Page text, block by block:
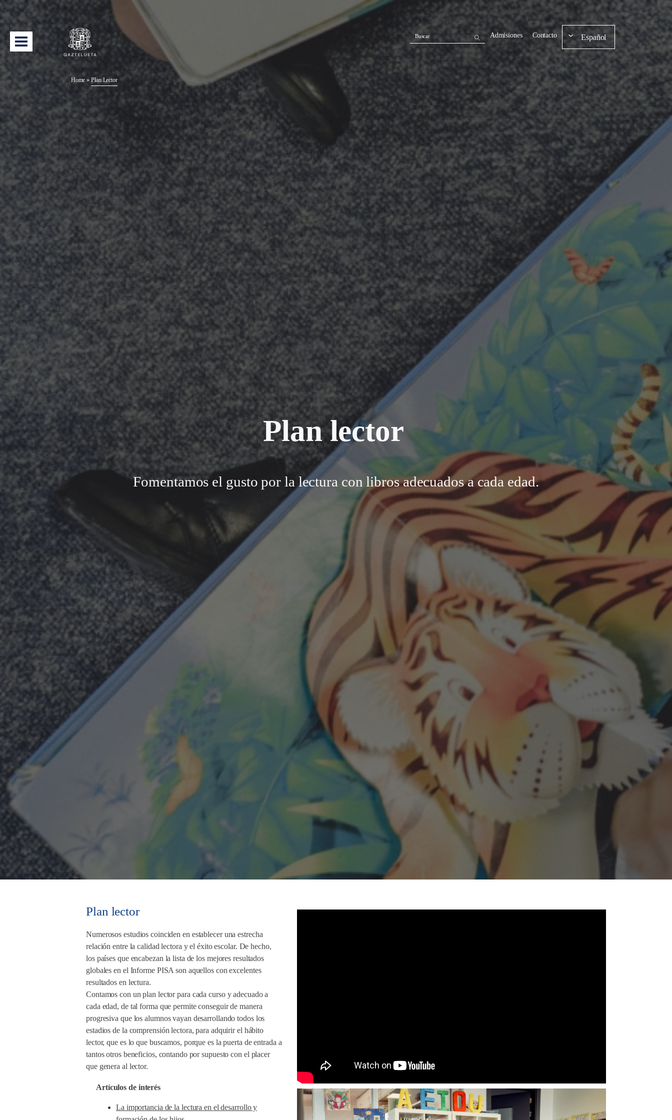
Home »Plan Lector
Buscar Admisiones Contacto Español
Plan lector
Fomentamos el gusto por la lectura con libros adecuados a cada edad.
Plan lector
Numerosos estudios coinciden en establecer una estrecha
relación entre la calidad lectora y el éxito escolar. De hecho,
los países que encabezan la lista de los mejores resultados
globales en el Informe PISA son aquellos con excelentes
resultados en lectura.
Contamos con un plan lector para cada curso y adecuado a
cada edad, de tal forma que permite conseguir de manera
progresiva que los alumnos vayan desarrollando todos los
estadios de la comprensión lectora, para adquirir el hábito
lector, que es lo que buscamos, porque es la puerta de entrada a
tantos otros beneficios, contando por supuesto con el placer
que genera al lector.
Artículos de interés
La importancia de la lectura en el desarrollo y